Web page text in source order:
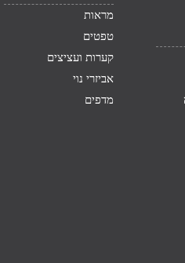
מראות
טפטים
קערות ועציצים
אביזרי נוי
מדפים